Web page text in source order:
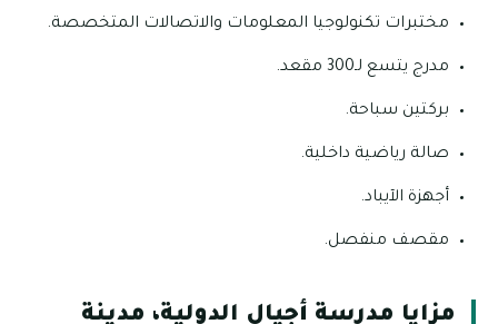
مختبرات تكنولوجيا المعلومات والاتصالات المتخصصة.
مدرج يتسع لـ300 مقعد.
بركتين سباحة.
صالة رياضية داخلية.
أجهزة الآيباد.
مقصف منفصل.
مزايا مدرسة أجيال الدولية، مدينة